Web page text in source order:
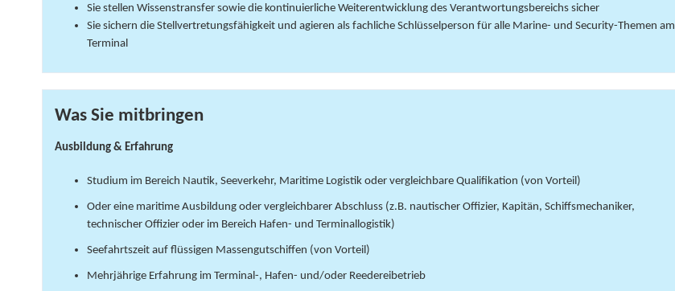
Sie stellen Wissenstransfer sowie die kontinuierliche Weiterentwicklung des Verantwortungsbereichs sicher
Sie sichern die Stellvertretungsfähigkeit und agieren als fachliche Schlüsselperson für alle Marine- und Security-Themen am
Terminal
Was Sie mitbringen
Ausbildung & Erfahrung
Studium im Bereich Nautik, Seeverkehr, Maritime Logistik oder vergleichbare Qualifikation (von Vorteil)
Oder eine maritime Ausbildung oder vergleichbarer Abschluss (z.B. nautischer Offizier, Kapitän, Schiffsmechaniker,
technischer Offizier oder im Bereich Hafen- und Terminallogistik)
Seefahrtszeit auf flüssigen Massengutschiffen (von Vorteil)
Mehrjährige Erfahrung im Terminal-, Hafen- und/oder Reedereibetrieb